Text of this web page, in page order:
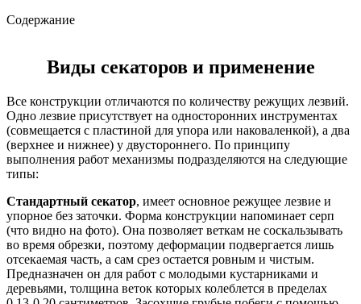
Содержание
Виды секаторов и применение
Все конструкции отличаются по количеству режущих лезвий.
Одно лезвие присутствует на односторонних инструментах
(совмещается с пластиной для упора или наковаленкой), а два
(верхнее и нижнее) у двустороннего. По принципу
выполнения работ механизмы подразделяются на следующие
типы:
Стандартный секатор, имеет основное режущее лезвие и
упорное без заточки. Форма конструкции напоминает серп
(что видно на фото). Она позволяет веткам не соскальзывать
во время обрезки, поэтому деформации подвергается лишь
отсекаемая часть, а сам срез остается ровным и чистым.
Предназначен он для работ с молодыми кустарниками и
деревьями, толщина веток которых колеблется в пределах